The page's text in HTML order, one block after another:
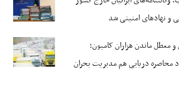
و نهادهای امنیتی شد
معطل ماندن هزاران کامیون؛
محاصره دریایی هم مدیریت بحران